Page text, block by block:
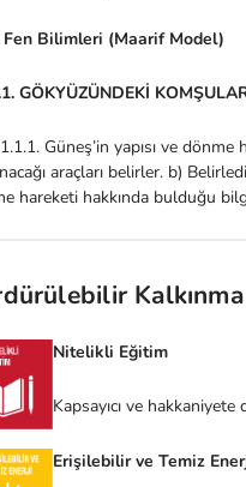
Fen Bilimleri (Maarif Model)
GÖKYÜZÜNDEKİ
Güneş’in yapısı ve
araçları belirler. b)
hareketi hakkında bulduğu
Nitelikli Eğitim
Kapsayıcı ve
Erişilebilir ve Temiz